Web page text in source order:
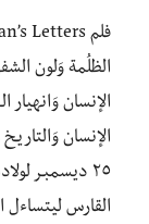
الظلُمة وَلون
الإنسان
الإنسان
٢٥ ديسمبـر
القارس